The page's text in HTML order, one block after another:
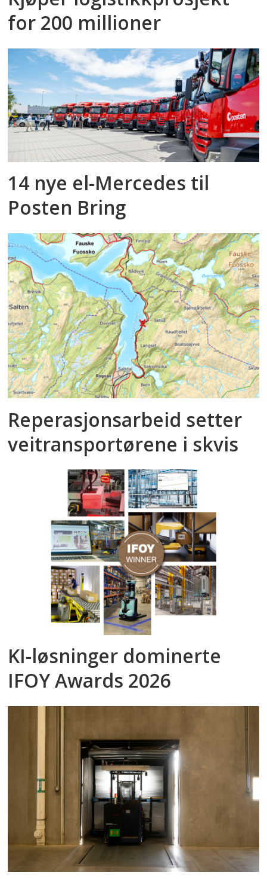
for 200 millioner
14 nye el-Mercedes til
Posten Bring
Reperasjonsarbeid setter
veitransportørene i skvis
KI-løsninger dominerte
IFOY Awards 2026